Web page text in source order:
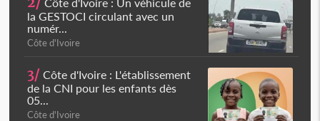
la GESTOCI circulant avec un
numér...
Côte d'Ivoire
3/ Côte d'Ivoire : L'établissement
de la CNI pour les enfants dès
05...
Côte d'Ivoire